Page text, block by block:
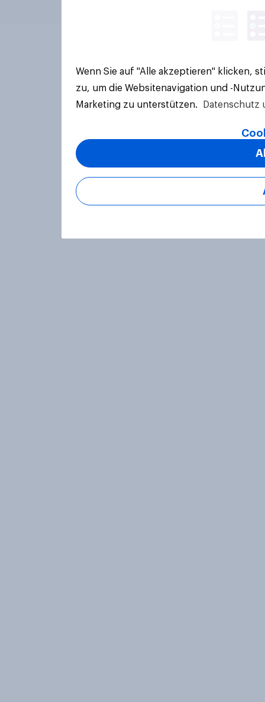
Wenn Sie auf "Alle akzeptieren" klicken,
zu, um die Websitenavigation und -
Marketing zu unterstützen.
Datenschutz